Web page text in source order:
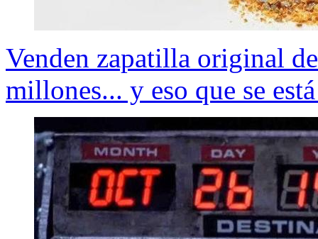
Venden zapatilla original
millones... y eso que se